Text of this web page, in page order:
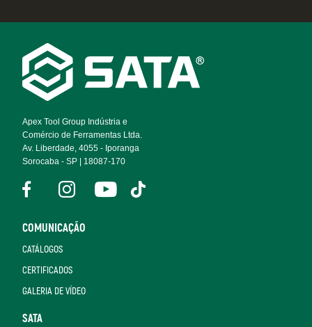
Footer
Navigation
Apex Tool Group Indústria e
Comércio de Ferramentas Ltda.
Av. Liberdade, 4055 - Iporanga
Sorocaba - SP | 18087-170
COMUNICAÇÃO
CATÁLOGOS
CERTIFICADOS
GALERIA DE VÍDEO
SATA